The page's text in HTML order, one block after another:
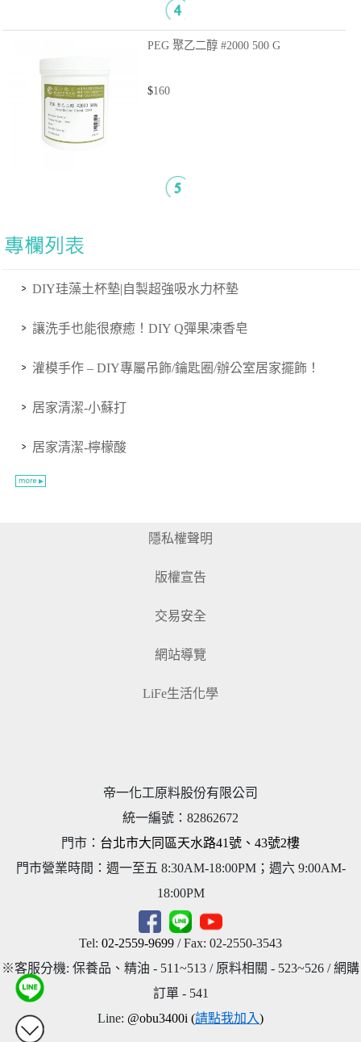
PEG 聚乙二醇 #2000 500 G
$160
DIY珪藻土杯墊|自製超強吸水力杯墊
讓洗手也能很療癒！DIY Q彈果凍香皂
灌模手作 – DIY專屬吊飾/鑰匙圈/辦公室居家擺飾！
居家清潔-小蘇打
居家清潔-檸檬酸
隱私權聲明
版權宣告
交易安全
網站導覽
LiFe生活化學
帝一化工原料股份有限公司
統一編號 ： 82862672
門市： 台北市大同區天水路41號、43號2樓
門市營業時間：週一至五 8:30AM-18:00PM；週六 9:00AM-
18:00PM
Tel: 02-2559-9699 / Fax: 02-2550-3543
※客服分機: 保養品、精油 - 511~513 / 原料相關 - 523~526 / 網購
訂單 - 541
Line: @obu3400i (請點我加入)